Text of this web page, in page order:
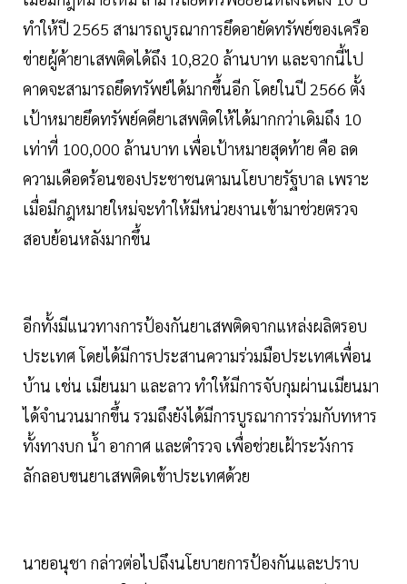
ทำให้ปี 2565 สามารถบูรณาการยึดอายัดทรัพย์ของเครือ
ข่ายผู้ค้ายาเสพติดได้ถึง 10,820 ล้านบาท และจากนี้ไป
คาดจะสามารถยึดทรัพย์ได้มากขึ้นอีก โดยในปี 2566 ตั้ง
เป้าหมายยึดทรัพย์คดียาเสพติดให้ได้มากกว่าเดิมถึง 10
เท่าที่ 100,000 ล้านบาท เพื่อเป้าหมายสุดท้าย คือ ลด
ความเดือดร้อนของประชาชนตามนโยบายรัฐบาล เพราะ
เมื่อมีกฎหมายใหม่จะทำให้มีหน่วยงานเข้ามาช่วยตรวจ
สอบย้อนหลังมากขึ้น
อีกทั้งมีแนวทางการป้องกันยาเสพติดจากแหล่งผลิตรอบ
ประเทศ โดยได้มีการประสานความร่วมมือประเทศเพื่อน
บ้าน เช่น เมียนมา และลาว ทำให้มีการจับกุมผ่านเมียนมา
ได้จำนวนมากขึ้น รวมถึงยังได้มีการบูรณาการร่วมกับทหาร
ทั้งทางบก น้ำ อากาศ และตำรวจ เพื่อช่วยเฝ้าระวังการ
ลักลอบขนยาเสพติดเข้าประเทศด้วย
นายอนุชา กล่าวต่อไปถึงนโยบายการป้องกันและปราบ